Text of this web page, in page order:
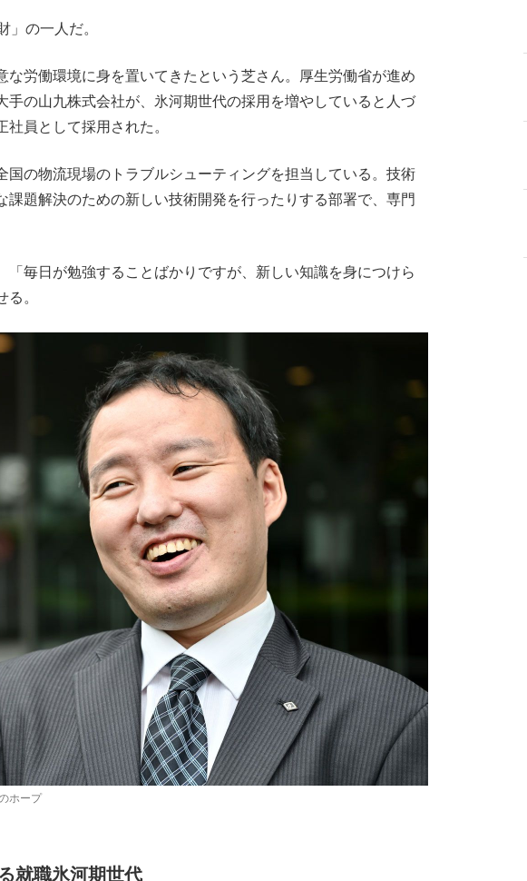
」の一人だ。
な労働環境に身を置いてきたという芝さん。厚生労働省が進め
手の山九株式会社が、氷河期世代の採用を増やしていると人づ
員として採用された。
国の物流現場のトラブルシューティングを担当している。技術
題解決のための新しい技術開発を行ったりする部署で、専門
毎日が勉強することばかりですが、新しい知識を身につけら
。
ホープ
就職氷河期世代